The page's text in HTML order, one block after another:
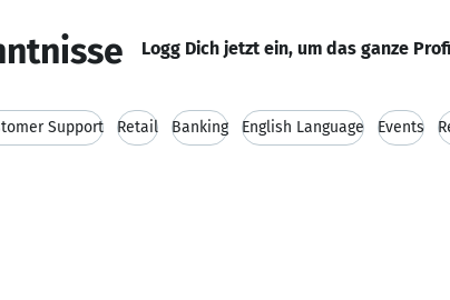
Logg Dich jetzt ein, um das ganze
Support Retail Banking English Language Events